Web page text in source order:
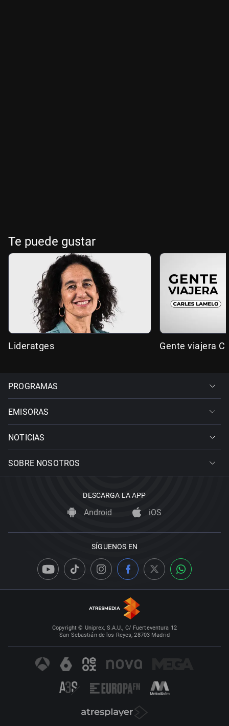
Te puede gustar
Lideratges Gente viajera
PROGRAMAS
EMISORAS
NOTICIAS
SOBRE NOSOTROS
DESCARGA LA APP
Android iOS
SÍGUENOS EN
Copyright © Uniprex, S.A.U., C/ Fuerteventura 12
San Sebastián de los Reyes, 28703 Madrid